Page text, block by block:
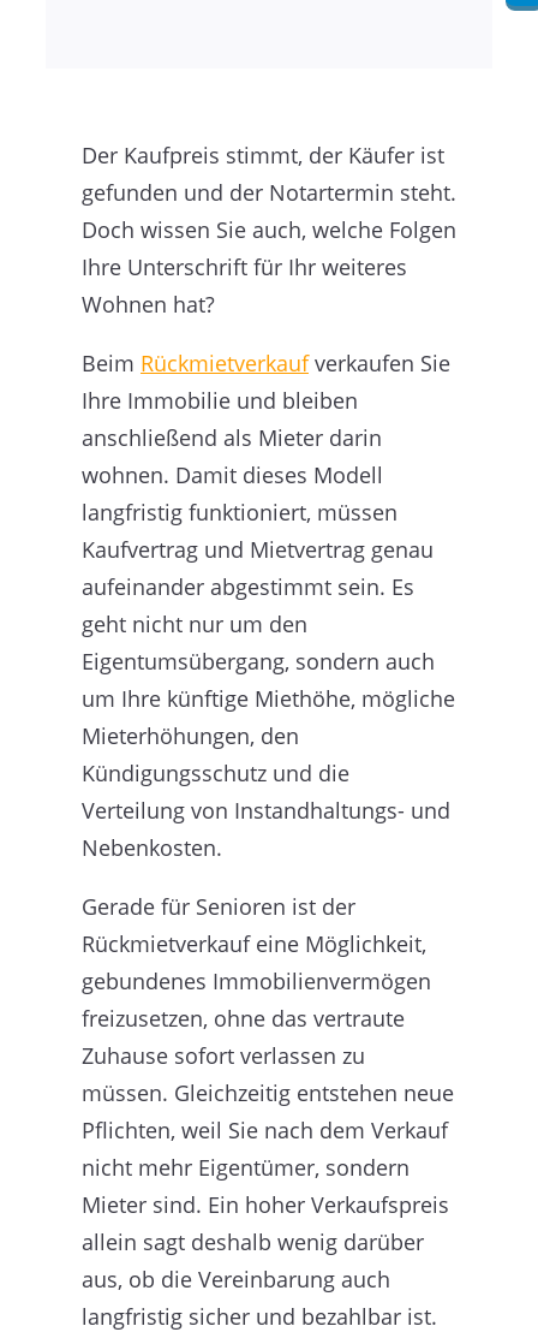
Der Kaufpreis stimmt, der Käufer ist
gefunden und der Notartermin steht.
Doch wissen Sie auch, welche Folgen
Ihre Unterschrift für Ihr weiteres
Wohnen hat?
Beim Rückmietverkaufverkaufen Sie
Ihre Immobilie und bleiben
anschließend als Mieter darin
wohnen. Damit dieses Modell
langfristig funktioniert, müssen
Kaufvertrag und Mietvertrag genau
aufeinander abgestimmt sein. Es
geht nicht nur um den
Eigentumsübergang, sondern auch
um Ihre künftige Miethöhe, mögliche
Mieterhöhungen, den
Kündigungsschutz und die
Verteilung von Instandhaltungs- und
Nebenkosten.
Gerade für Senioren ist der
Rückmietverkauf eine Möglichkeit,
gebundenes Immobilienvermögen
freizusetzen, ohne das vertraute
Zuhause sofort verlassen zu
müssen. Gleichzeitig entstehen neue
Pflichten, weil Sie nach dem Verkauf
nicht mehr Eigentümer, sondern
Mieter sind. Ein hoher Verkaufspreis
allein sagt deshalb wenig darüber
aus, ob die Vereinbarung auch
langfristig sicher und bezahlbar ist.